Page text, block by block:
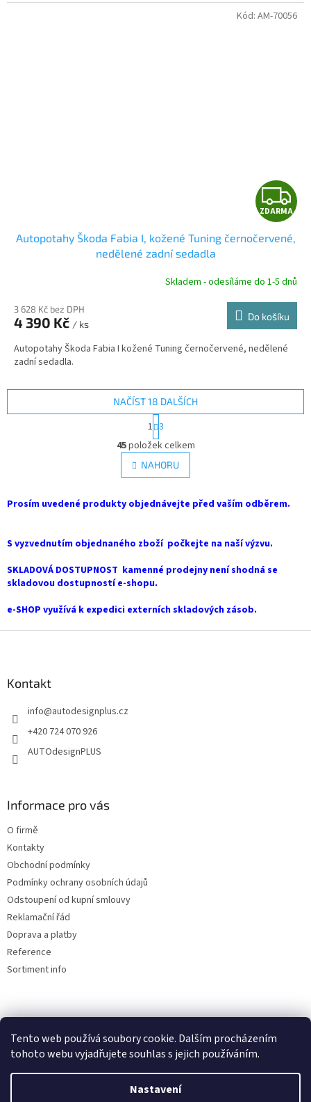
Tento web používá soubory cookie. Dalším procházením
tohoto webu vyjadřujete souhlas s jejich používáním.
Nastavení
🏖️ DOVOLENÁ 6.8.2026 —
kamenná prodejna uzavřena.
Objednávky přijímáme i během
Z
D
R
ZDARMA
Autopotahy Škoda Fabia I, kožené Tuning černočervené,
nedělené zadní sedadla
Skladem - odesíláme do 1-5 dnů
3 628 Kč bez DPH
4 390 Kč / ks
Do košíku
Autopotahy Škoda Fabia I kožené Tuning černočervené, nedělené
zadní sedadla.
Kód: AM-70056
O
v
l
á
a
p
v
k
v
NAČÍST 18 DALŠÍCH
S
t
r
á
n
k
v
í
1 3
45položek celkem
NAHORU
Prosím uvedené produkty objednávejte před vaším odběrem.
S vyzvednutím objednaného zboží počkejte na naší výzvu.
SKLADOVÁ DOSTUPNOST kamenné prodejny není shodná se
skladovou dostupností e-shopu.
e-SHOP využívá k expedici externích skladových zásob.
Kontakt
info@autodesignplus.cz
+420 724 070 926
AUTOdesignPLUS
Informace pro vás
O firmě
Kontakty
Obchodní podmínky
Podmínky ochrany osobních údajů
Odstoupení od kupní smlouvy
Reklamační řád
Doprava a platby
Reference
Sortiment info
Reklamační řád
Vytvořil Shoptet